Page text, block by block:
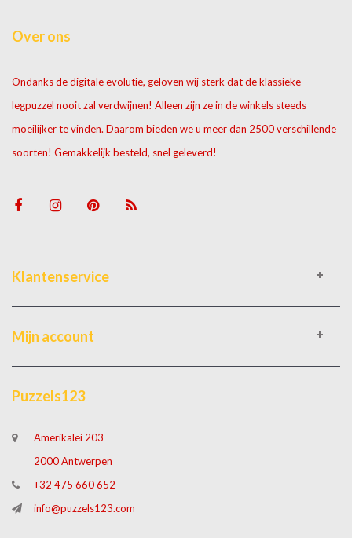
Over ons
Ondanks de digitale evolutie, geloven wij sterk dat de klassieke
legpuzzel nooit zal verdwijnen! Alleen zijn ze in de winkels steeds
moeilijker te vinden. Daarom bieden we u meer dan 2500 verschillende
soorten! Gemakkelijk besteld, snel geleverd!
Klantenservice
Mijn account
Puzzels123
Amerikalei 203
2000 Antwerpen
+32 475 660 652
info@puzzels123.com